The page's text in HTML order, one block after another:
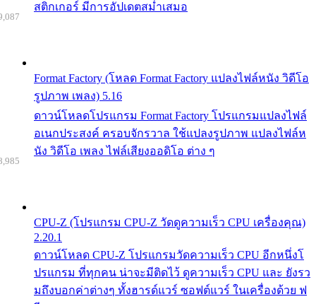
สติกเกอร์ มีการอัปเดตสม่ำเสมอ
Format Factory (โหลด Format Factory แปลงไฟล์หนัง วิดีโอ
รูปภาพ เพลง) 5.16
ดาวน์โหลดโปรแกรม Format Factory โปรแกรมแปลงไฟล์
อเนกประสงค์ ครอบจักรวาล ใช้แปลงรูปภาพ แปลงไฟล์ห
นัง วิดีโอ เพลง ไฟล์เสียงออดิโอ ต่าง ๆ
CPU-Z (โปรแกรม CPU-Z วัดดูความเร็ว CPU เครื่องคุณ)
2.20.1
ดาวน์โหลด CPU-Z โปรแกรมวัดความเร็ว CPU อีกหนึ่งโ
ปรแกรม ที่ทุกคน น่าจะมีติดไว้ ดูความเร็ว CPU และ ยังรว
มถึงบอกค่าต่างๆ ทั้งฮารด์แวร์ ซอฟต์แวร์ ในเครื่องด้วย ฟ